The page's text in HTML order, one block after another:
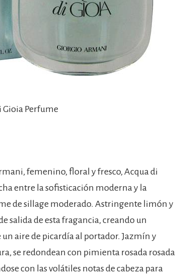
Gioia Perfume
femenino, floral y fresco, Acqua di
entre la sofisticación moderna y la
de sillage moderado. Astringente limón y
salida de esta fragancia, creando un
aire de picardía al portador. Jazmín y
se redondean con pimienta rosada rosada
con las volátiles notas de cabeza para